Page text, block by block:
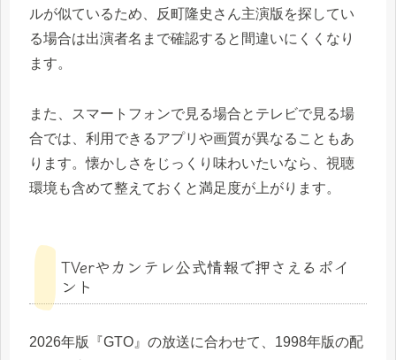
ルが似ているため、反町隆史さん主演版を探してい
る場合は出演者名まで確認すると間違いにくくなり
ます。
また、スマートフォンで見る場合とテレビで見る場
合では、利用できるアプリや画質が異なることもあ
ります。懐かしさをじっくり味わいたいなら、視聴
環境も含めて整えておくと満足度が上がります。
TVerやカンテレ公式情報で押さえるポイ
ント
2026年版『GTO』の放送に合わせて、1998年版の配